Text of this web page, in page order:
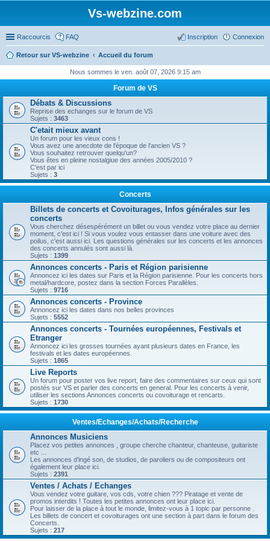
Vs-webzine.com
Raccourcis FAQ Connexion
Inscription
Retour sur VS-webzine Accueil du forum
Nous sommes le ven. août 07, 2026 9:15 am
Forum de VS
Débats & Discussions
Reprise des echanges sur le forum de VS
Sujets : 3463
C'etait mieux avant
Un forum pour les vieux cons !
Vous avez une anecdote de l'époque de l'ancien VS ?
Vous souhaitez retrouver quelqu'un?
Vous êtes en pleine nostalgiue des années 2005/2010 ?
C'est par ici
Sujets : 3
Concerts
Billets de concerts et Covoiturages, Infos générales sur les
concerts
Vous cherchez désespérément un billet ou vous vendez votre place au dernier
moment, c'est ici ! Si vous voulez vous entasser dans une voiture avec des
poilus, c'est aussi ici. Les questions générales sur les concerts et les annonces
des concerts annulés sont aussi là.
Sujets : 1399
Annonces concerts - Paris et Région parisienne
Annoncez ici les dates sur Paris et la Région parisienne. Pour les concerts hors
metal/hardcore, postez dans la section Forces Parallèles.
Sujets : 9716
Annonces concerts - Province
Annoncez ici les dates dans nos belles provinces
Sujets : 5552
Annonces concerts - Tournées européennes, Festivals et
Etranger
Annoncez ici les grosses tournées ayant plusieurs dates en France, les
festivals et les dates européennes.
Sujets : 1865
Live Reports
Un forum pour poster vos live report, faire des commentaires sur ceux qui sont
postés sur VS et parler des concerts en general. Pour les concerts à venir,
utiliser les sections Annonces concerts ou covoiturage et rencarts.
Sujets : 1730
Ventes/Echanges/Achats/Recherche
Annonces Musiciens
Placez vos petites annonces , groupe cherche chanteur, chanteuse, guitariste
etc ...
Les annonces d'ingé son, de studios, de paroliers ou de compositeurs ont
également leur place ici.
Sujets : 2391
Ventes / Achats / Echanges
Vous vendez votre guitare, vos cds, votre chien ??? Piratage et vente de
promos interdits ! Toutes les petites annonces ont leur place ici.
Pour laisser de la place à tout le monde, limitez-vous à 1 topic par personne .
Les billets de concert et covoiturages ont une section à part dans le forum des
Concerts.
Sujets : 217